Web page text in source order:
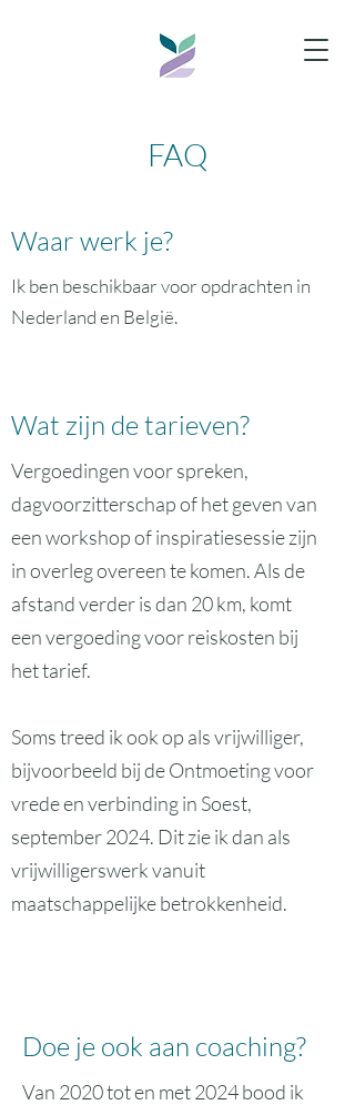
FAQ
Waar werk je?
Ik ben beschikbaar voor opdrachten in
Nederland en België.
Wat zijn de tarieven?
Vergoedingen voor spreken,
dagvoorzitterschap of het geven van
een workshop of inspiratiesessie zijn
in overleg overeen te komen. Als de
afstand verder is dan 20 km, komt
een vergoeding voor reiskosten bij
het tarief.
Soms treed ik ook op als vrijwilliger,
bijvoorbeeld bij de Ontmoeting voor
vrede en verbinding in Soest,
september 2024. Dit zie ik dan als
vrijwilligerswerk vanuit
maatschappelijke betrokkenheid.
Doe je ook aan coaching?
Van 2020 tot en met 2024 bood ik